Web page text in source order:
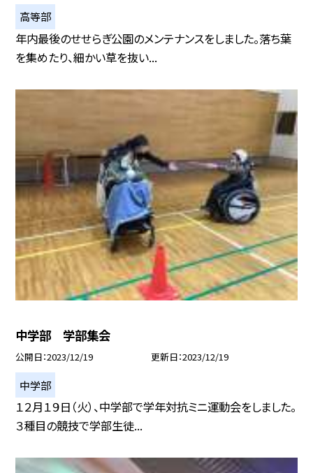
高等部
年内最後のせせらぎ公園のメンテナンスをしました。落ち葉
を集めたり、細かい草を抜い...
中学部 学部集会
公開日 2023/12/19 更新日 2023/12/19
中学部
１２月１９日（火）、中学部で学年対抗ミニ運動会をしました。
３種目の競技で学部生徒...